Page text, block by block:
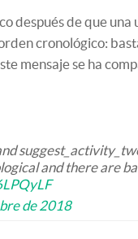
después de que una
cronológico:
mensaje se ha
and there are
de 2018